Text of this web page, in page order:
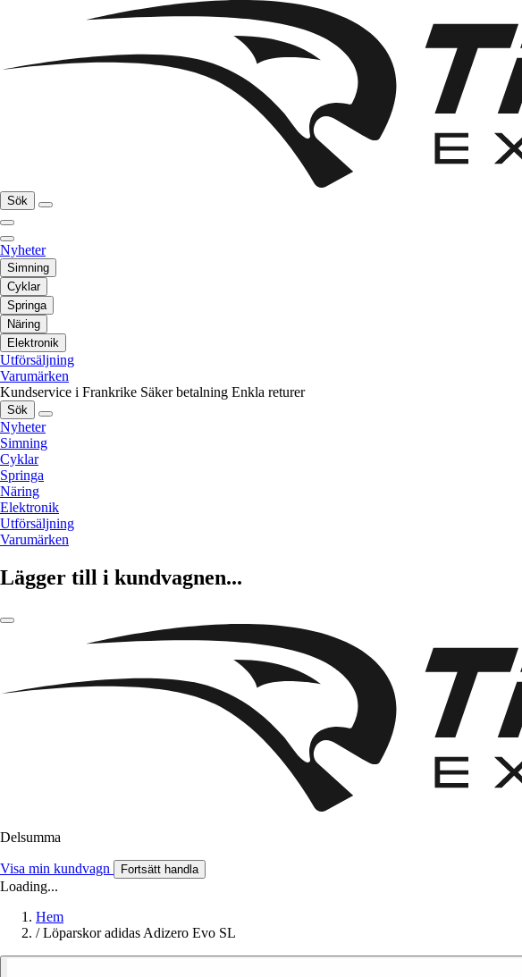
Sök
Nyheter
Simning
Cyklar
Springa
Näring
Elektronik
Utförsäljning
Varumärken
Kundservice i Frankrike Säker betalning Enkla returer
Sök
Nyheter
Simning
Cyklar
Springa
Näring
Elektronik
Utförsäljning
Varumärken
Lägger till i kundvagnen...
Delsumma
Visa min kundvagn Fortsätt handla
Loading...
Hem
/ Löparskor adidas Adizero Evo SL